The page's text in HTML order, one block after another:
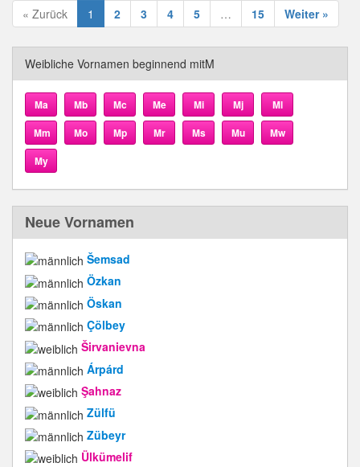
« Zurück 1 2 3 4 5 … 15 Weiter »
Weibliche Vornamen beginnend mitM
Ma Mb Mc Me Mi Mj
Ml
Mm
Mo Mp Mr Ms Mu
Mw
My
Neue Vornamen
Šemsad
Özkan
Öskan
Çölbey
Širvanievna
Árpárd
Şahnaz
Zülfü
Zübeyr
Ülkümelif